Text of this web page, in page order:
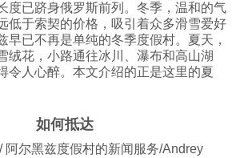
度已跻身俄罗斯前列。冬季，温和的气
低于索契的价格，吸引着众多滑雪爱好
早已不再是单纯的冬季度假村。夏天，
绒花，小路通往冰川、瀑布和高山湖
令人心醉。本文介绍的正是这里的夏
如何抵达